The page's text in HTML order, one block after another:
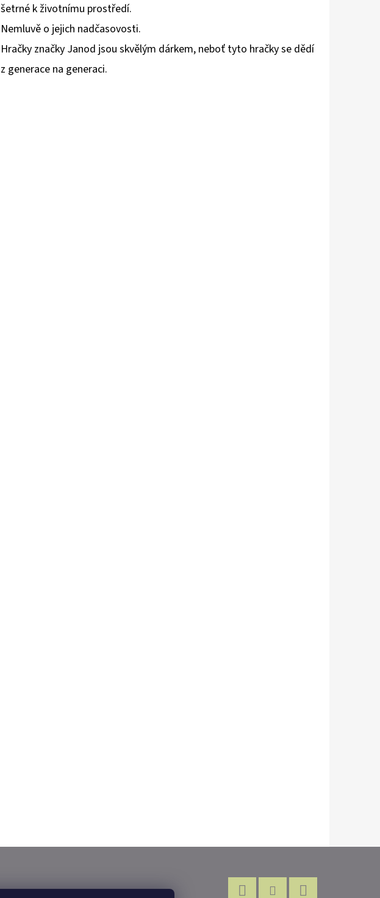
šetrné k životnímu prostředí.
Nemluvě o jejich nadčasovosti.
Hračky značky Janod jsou skvělým dárkem, neboť tyto hračky se dědí
z generace na generaci.